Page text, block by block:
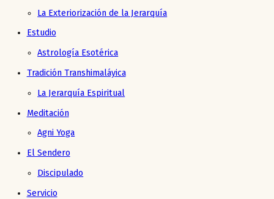
La Exteriorización de la Jerarquía
Estudio
Astrología Esotérica
Tradición Transhimaláyica
La Jerarquía Espiritual
Meditación
Agni Yoga
El Sendero
Discipulado
Servicio